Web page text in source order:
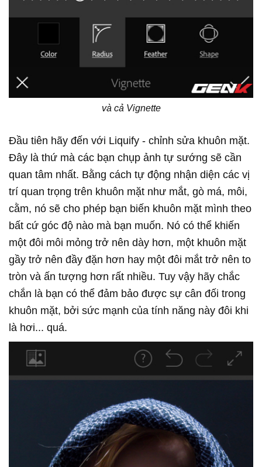
và cả Vignette
Đầu tiên hãy đến với Liquify - chỉnh sửa khuôn mặt.
Đây là thứ mà các bạn chụp ảnh tự sướng sẽ cần
quan tâm nhất. Bằng cách tự động nhận diện các vị
trí quan trọng trên khuôn mặt như mắt, gò má, môi,
cằm, nó sẽ cho phép bạn biến khuôn mặt mình theo
bất cứ góc độ nào mà bạn muốn. Nó có thể khiến
một đôi môi mỏng trở nên dày hơn, một khuôn mặt
gầy trở nên đầy đặn hơn hay một đôi mắt trở nên to
tròn và ấn tượng hơn rất nhiều. Tuy vậy hãy chắc
chắn là bạn có thể đảm bảo được sự cân đối trong
khuôn mặt, bởi sức mạnh của tính năng này đôi khi
là hơi... quá.